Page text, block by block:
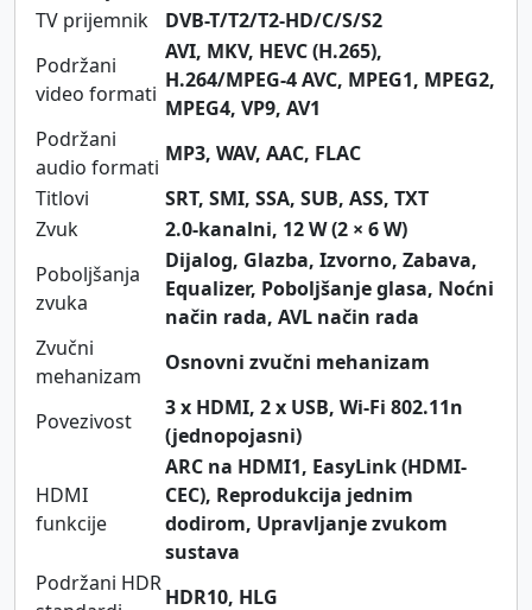
TV prijemnik
DVB-T/T2/T2-HD/C/S/S2
Podržani
video formati
AVI, MKV, HEVC (H.265),
H.264/MPEG-4 AVC, MPEG1, MPEG2,
MPEG4, VP9, AV1
Podržani
audio formati
MP3, WAV, AAC, FLAC
Titlovi
SRT, SMI, SSA, SUB, ASS, TXT
Zvuk
2.0-kanalni, 12 W (2 × 6 W)
Poboljšanja
zvuka
Dijalog, Glazba, Izvorno, Zabava,
Equalizer, Poboljšanje glasa, Noćni
način rada, AVL način rada
Zvučni
mehanizam
Osnovni zvučni mehanizam
Povezivost
3 x HDMI, 2 x USB, Wi-Fi 802.11n
(jednopojasni)
HDMI
funkcije
ARC na HDMI1, EasyLink (HDMI-
CEC), Reprodukcija jednim
dodirom, Upravljanje zvukom
sustava
Podržani HDR
HDR10, HLG